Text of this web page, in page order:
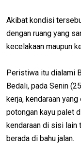
Akibat kondisi
dengan ruang yang
kecelakaan maupun
Peristiwa itu dialami
Bedali, pada Senin
kerja, kendaraan
potongan kayu palet
kendaraan di sisi lain
berada di bahu jalan.